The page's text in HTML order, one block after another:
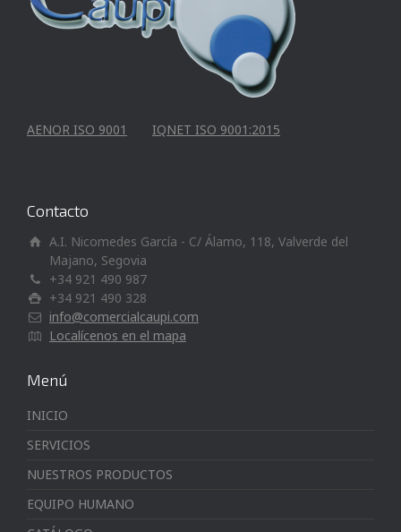
AENOR ISO 9001 IQNET ISO 9001:2015
Contacto
A.I. Nicomedes García - C/ Álamo, 118, Valverde del
Majano, Segovia
+34 921 490 987
+34 921 490 328
info@comercialcaupi.com
Localícenos en el mapa
Menú
INICIO
SERVICIOS
NUESTROS PRODUCTOS
EQUIPO HUMANO